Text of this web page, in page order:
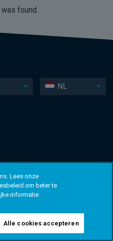
was found
NL
Lees onze
om beter te
informatie
Alle cookies accepteren